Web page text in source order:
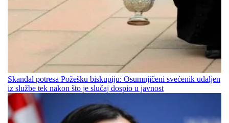
Skandal potresa Požešku biskupiju: Osumnjičeni svećenik udaljen
iz službe tek nakon što je slučaj dospio u javnost